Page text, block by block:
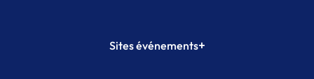
Plateforme Formation
Sites événements+